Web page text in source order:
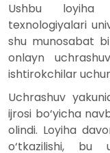
Ushbu loyiha
texnologiyalari
shu munosabat
onlayn
ishtirokchilar
Uchrashuv
ijrosi bo‘yicha
olindi. Loyiha
o‘tkazilishi, bu